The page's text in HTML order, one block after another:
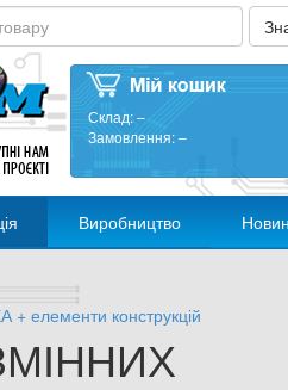
Склад:–
Замовлення:–
Виробництво
+ елементи конструкцій